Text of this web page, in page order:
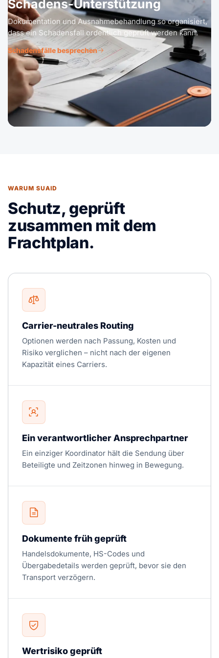
Schadens-Unterstützung
Dokumentation und Ausnahmebehandlung so organisiert,
dass ein Schadensfall ordentlich geprüft werden kann.
Schadensfälle besprechen
WARUM SUAID
Schutz, geprüft
zusammen mit dem
Frachtplan.
Carrier-neutrales Routing
Optionen werden nach Passung, Kosten und
Risiko verglichen – nicht nach der eigenen
Kapazität eines Carriers.
Ein verantwortlicher Ansprechpartner
Ein einziger Koordinator hält die Sendung über
Beteiligte und Zeitzonen hinweg in Bewegung.
Dokumente früh geprüft
Handelsdokumente, HS-Codes und
Übergabedetails werden geprüft, bevor sie den
Transport verzögern.
Wertrisiko geprüft